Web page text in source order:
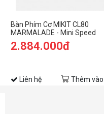
Bàn Phím Cơ MIKIT CL80
MARMALADE - Mini Speed
Silver
2.884.000đ
Liên hệ Thêm